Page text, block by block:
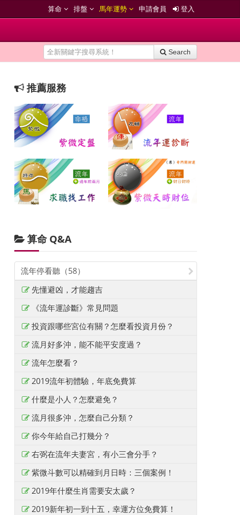
算命 排盤 馬年運勢 申請會員 登入
Search
推薦服務
算命 Q&A
流年停看聽（58）
先懂避凶，才能趨吉
《流年運診斷》常見問題
投資跟哪些宮位有關？怎麼看投資月份？
流月好多沖，能不能平安度過？
流年怎麼看？
2019流年初體驗，年底免費算
什麼是小人？怎麼避免？
流月很多沖，怎麼自己分類？
你今年給自己打幾分？
右弼在流年夫妻宮，有小三會分手？
紫微斗數可以精確到月日時：三個案例！
2019年什麼生肖需要安太歲？
2019新年初一到十五，幸運方位免費算！